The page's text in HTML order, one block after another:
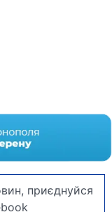
приєднуйся